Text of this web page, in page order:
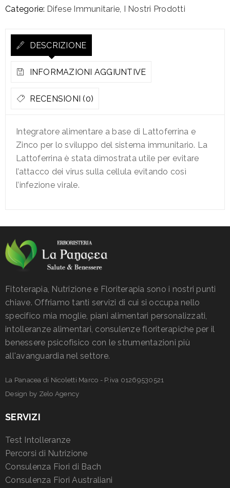
Categorie: Difese Immunitarie, I Nostri Prodotti
DESCRIZIONE
INFORMAZIONI AGGIUNTIVE
RECENSIONI (0)
Integratore alimentare a base di Lattoferrina e
Zinco per lo sviluppo del sistema immunitario. La
Lattoferrina è stata dimostrata utile per evitare
l’attacco dei virus sulla cellula evitando così
l’infezione virale.
Fitoterapia, Nutrizione e Floriterapia sono i nostri punti
chiave. Offriamo tanti servizi di cui si occupa nello
specifico mia moglie, piani alimentari personalizzati,
intolleranze alimentari, consulenze floriterapiche per il
benessere psicofisico con le strumentazioni più
all'avanguardia nel settore.
La Panacea di Nicoletti Marco - P.iva 01269530521
Design by Zelo Agency
SERVIZI
Test Intolleranze
Percorsi di Nutrizione
Consulenza Fiori di Bach
Consulenza Fiori Australiani